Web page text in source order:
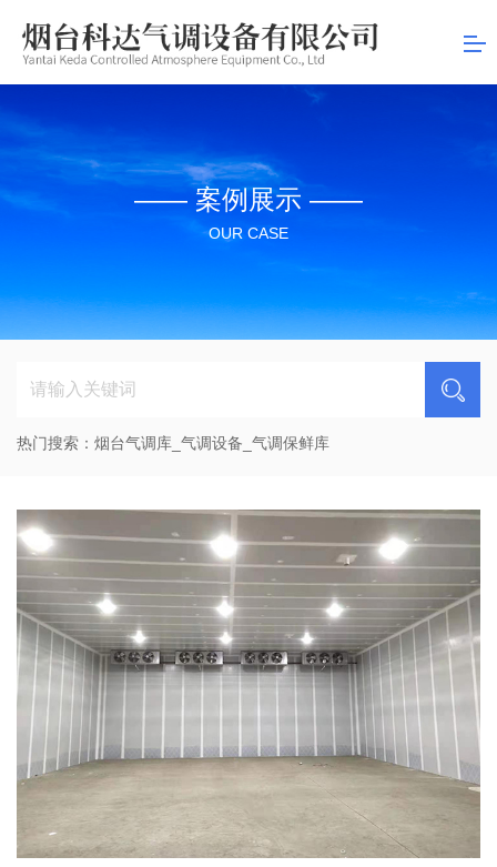
—— 案例展示 ——
OUR CASE
热门搜索： 烟台气调库_气调设备_气调保鲜库